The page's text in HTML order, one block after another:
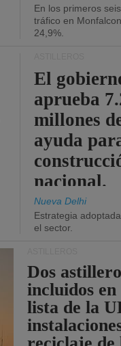
En los primeros
tráfico en
24,9%.
El
aprueba
millones
ayuda
nacional.
Nueva Delhi
Estrategia
el sector.
Dos
incluidos
lista de la